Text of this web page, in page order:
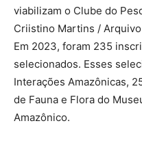
viabilizam o Clube do
Criistino Martins /
Em 2023, foram 235
selecionados. Esses
Interações Amazônicas,
de Fauna e Flora do
Amazônico.